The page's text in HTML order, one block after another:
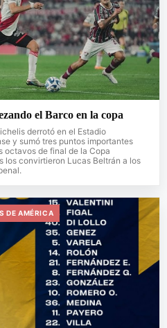
el Barco en la copa
derrotó en el Estadio
y sumó tres puntos importantes
octavos de final de la Copa
los convirtieron Lucas Beltrán a los
DE AMÉRICA